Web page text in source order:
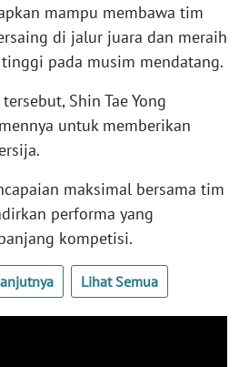
mampu membawa tim
di jalur juara dan meraih
pada musim mendatang.
Shin Tae Yong
untuk memberikan
maksimal bersama tim
performa yang
kompetisi.
Lihat Semua